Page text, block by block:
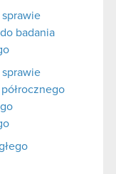
badania